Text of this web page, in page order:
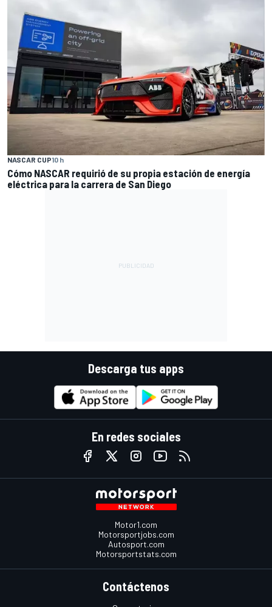
NASCAR CUP10 h
Cómo NASCAR requirió de su propia estación de energía
eléctrica para la carrera de San Diego
Descarga tus apps
En redes sociales
Motor1.com
Motorsportjobs.com
Autosport.com
Motorsportstats.com
Contáctenos